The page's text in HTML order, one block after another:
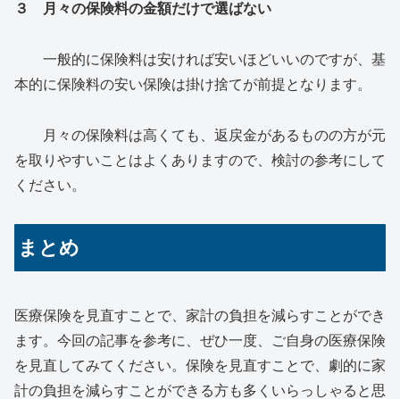
３ 月々の保険料の金額だけで選ばない
一般的に保険料は安ければ安いほどいいのですが、基
本的に保険料の安い保険は掛け捨てが前提となります。
月々の保険料は高くても、返戻金があるものの方が元
を取りやすいことはよくありますので、検討の参考にして
ください。
まとめ
医療保険を見直すことで、家計の負担を減らすことができ
ます。今回の記事を参考に、ぜひ一度、ご自身の医療保険
を見直してみてください。保険を見直すことで、劇的に家
計の負担を減らすことができる方も多くいらっしゃると思